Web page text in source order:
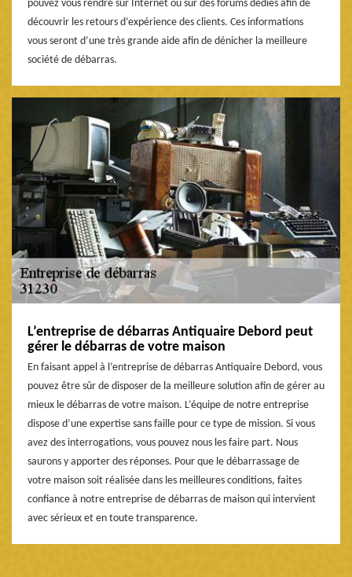
pouvez vous rendre sur Internet ou sur des forums dédiés afin de
découvrir les retours d’expérience des clients. Ces informations
vous seront d’une très grande aide afin de dénicher la meilleure
société de débarras.
L’entreprise de débarras Antiquaire Debord peut
gérer le débarras de votre maison
En faisant appel à l’entreprise de débarras Antiquaire Debord, vous
pouvez être sûr de disposer de la meilleure solution afin de gérer au
mieux le débarras de votre maison. L’équipe de notre entreprise
dispose d’une expertise sans faille pour ce type de mission. Si vous
avez des interrogations, vous pouvez nous les faire part. Nous
saurons y apporter des réponses. Pour que le débarrassage de
votre maison soit réalisée dans les meilleures conditions, faites
confiance à notre entreprise de débarras de maison qui intervient
avec sérieux et en toute transparence.